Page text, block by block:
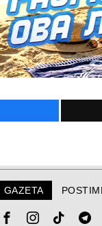
GAZETA